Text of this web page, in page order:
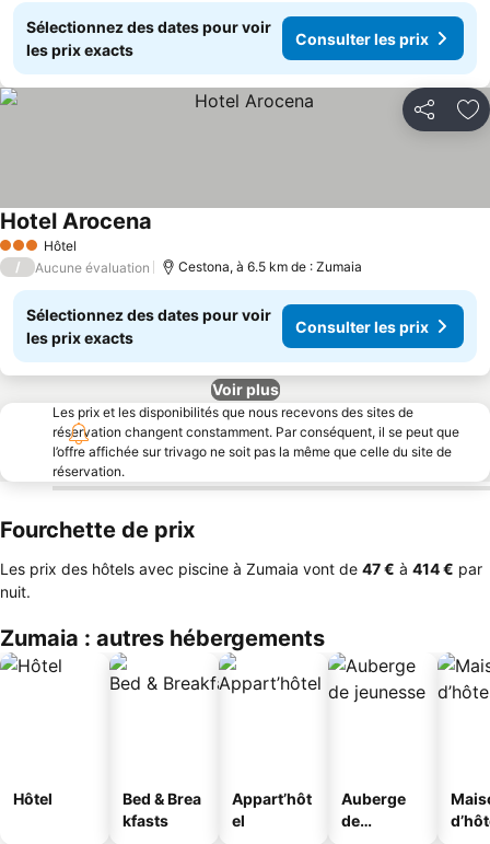
Sélectionnez des dates pour voir
les prix exacts
Consulter les prix
Partager
3 ÉtoilesHôtel
Hotel Arocena
/ Aucune évaluation Cestona, à 6.5 km de : Zumaia
Sélectionnez des dates pour voir
les prix exacts
Consulter les prix
Voir plus
Les prix et les disponibilités que nous recevons des sites de
réservation changent constamment. Par conséquent, il se peut que
l’offre affichée sur trivago ne soit pas la même que celle du site de
réservation.
Fourchette de prix
Les prix des hôtels avec piscine à Zumaia vont de ‎47 € à ‎414 € par
nuit.
Zumaia : autres hébergements
Hôtel
Bed & Brea
kfasts
Appart’hôt
el
Auberge
de